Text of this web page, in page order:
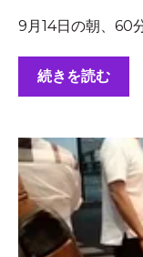
9月14日の朝、60
続きを読む